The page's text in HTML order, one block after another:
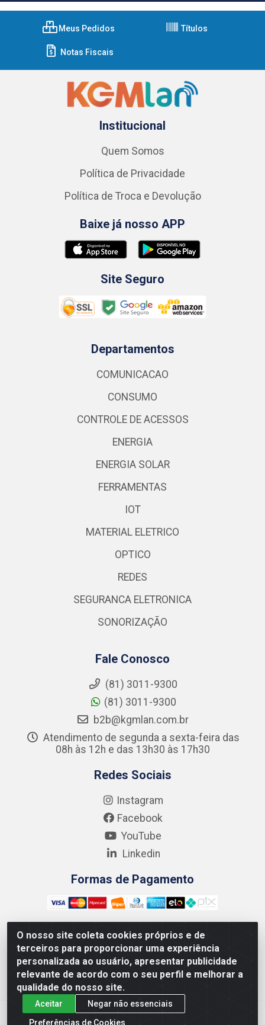
O nosso site coleta cookies próprios e de
terceiros para proporcionar uma experiência
personalizada ao usuário, apresentar publicidade
relevante de acordo com o seu perfil e melhorar a
qualidade do nosso site.
Aceitar
Negar não essenciais
Preferências de Cookies
Meus Pedidos Títulos
Notas Fiscais
Institucional
Quem Somos
Política de Privacidade
Política de Troca e Devolução
Baixe já nosso APP
Site Seguro
Departamentos
COMUNICACAO
CONSUMO
CONTROLE DE ACESSOS
ENERGIA
ENERGIA SOLAR
FERRAMENTAS
IOT
MATERIAL ELETRICO
OPTICO
REDES
SEGURANCA ELETRONICA
SONORIZAÇÃO
Fale Conosco
(81) 3011-9300
(81) 3011-9300
b2b@kgmlan.com.br
Atendimento de segunda a sexta-feira das
08h às 12h e das 13h30 às 17h30
Redes Sociais
Instagram
Facebook
YouTube
Linkedin
Formas de Pagamento
Kgmlan Distribuidora LTDA - CNPJ 18.217.682/0001-54 -
Rua Pedro de Barros Cavalcante, 58 - Bultrins, Olinda/PE
- CEP 53320-110